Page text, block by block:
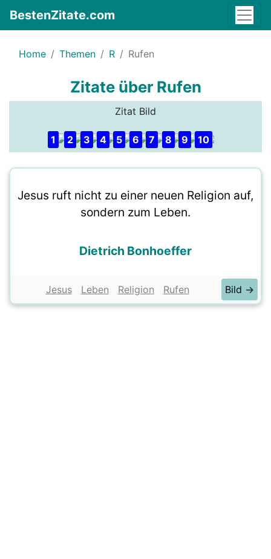
BestenZitate.com
Home Themen R Rufen
Zitate über Rufen
Zitat Bild
1 2 3 4 5 6 7 8 9 10
Jesus ruft nicht zu einer neuen Religion auf,
sondern zum Leben.
Dietrich Bonhoeffer
Jesus Leben Religion Rufen Bild →